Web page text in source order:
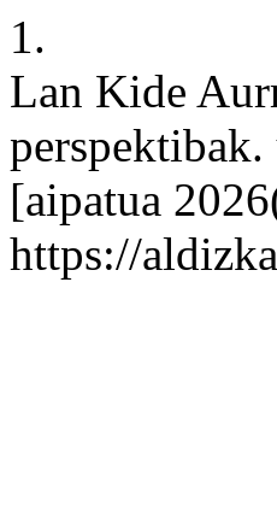
1.
Lan Kide
[aipatua
https://